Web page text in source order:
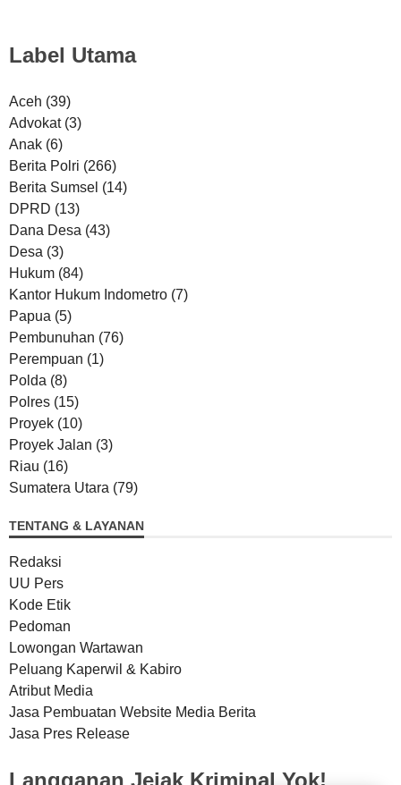
Label Utama
Aceh (39)
Advokat (3)
Anak (6)
Berita Polri (266)
Berita Sumsel (14)
DPRD (13)
Dana Desa (43)
Desa (3)
Hukum (84)
Kantor Hukum Indometro (7)
Papua (5)
Pembunuhan (76)
Perempuan (1)
Polda (8)
Polres (15)
Proyek (10)
Proyek Jalan (3)
Riau (16)
Sumatera Utara (79)
TENTANG & LAYANAN
Redaksi
UU Pers
Kode Etik
Pedoman
Lowongan Wartawan
Peluang Kaperwil & Kabiro
Atribut Media
Jasa Pembuatan Website Media Berita
Jasa Pres Release
Langganan Jejak Kriminal Yok!